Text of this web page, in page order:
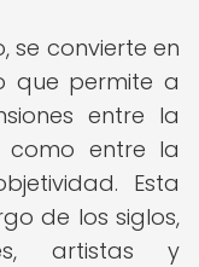
se convierte en
que permite a
entre la
como entre la
Esta
de los siglos,
artistas y